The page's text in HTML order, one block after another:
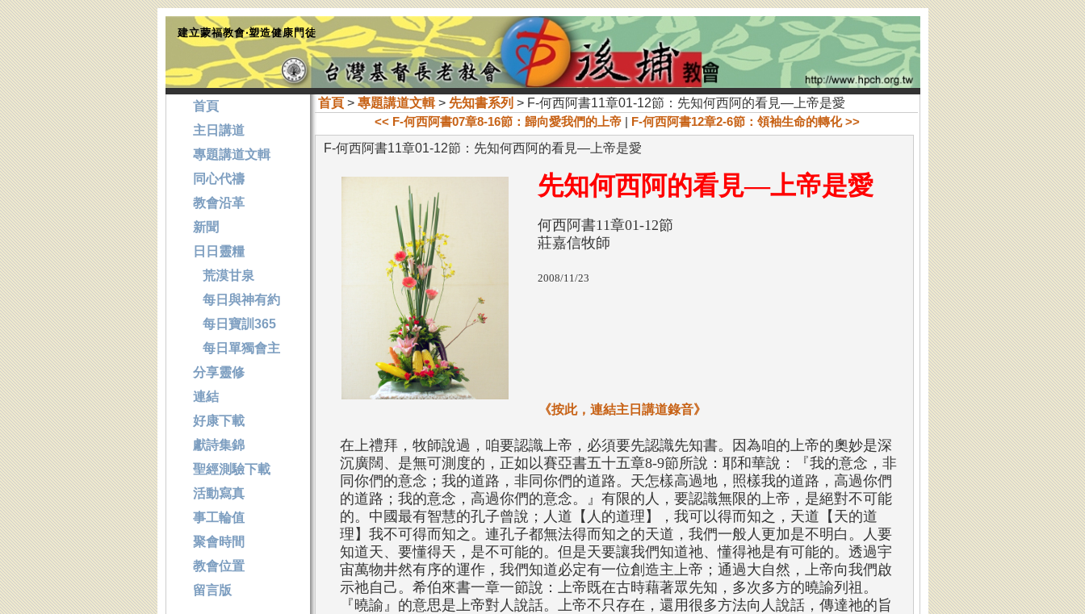
建立蒙福教會‧塑造健康門徒
首頁> 專題講道文輯> 先知書系列 > F-何西阿書11章01-12節：先知何西阿的看見—上帝是愛
<< F-何西阿書07章8-16節：歸向愛我們的上帝 | F-何西阿書12章2-6節：領袖生命的轉化 >>
F-何西阿書11章01-12節：先知何西阿的看見—上帝是愛
先知何西阿的看見—上帝是愛
何西阿書11章01-12節
莊嘉信牧師
2008/11/23
《按此，連結主日講道錄音》
在上禮拜，牧師說過，咱要認識上帝，必須要先認識先知書。因為咱的上帝的奧妙是深
沉廣闊、是無可測度的，正如以賽亞書五十五章8-9節所說：耶和華說：『我的意念，非
同你們的意念；我的道路，非同你們的道路。天怎樣高過地，照樣我的道路，高過你們
的道路；我的意念，高過你們的意念。』有限的人，要認識無限的上帝，是絕對不可能
的。中國最有智慧的孔子曾說；人道【人的道理】，我可以得而知之，天道【天的道
理】我不可得而知之。連孔子都無法得而知之的天道，我們一般人更加是不明白。人要
知道天、要懂得天，是不可能的。但是天要讓我們知道祂、懂得祂是有可能的。透過宇
宙萬物井然有序的運作，我們知道必定有一位創造主上帝；通過大自然，上帝向我們啟
示祂自己。希伯來書一章一節說：上帝既在古時藉著眾先知，多次多方的曉諭列祖。
『曉諭』的意思是上帝對人說話。上帝不只存在，還用很多方法向人說話，傳達祂的旨
首頁
主日講道
專題講道文輯
同心代禱
教會沿革
新聞
日日靈糧
荒漠甘泉
每日與神有約
每日寶訓365
每日單獨會主
分享靈修
連結
好康下載
獻詩集錦
聖經測驗下載
活動寫真
事工輪值
聚會時間
教會位置
留言版